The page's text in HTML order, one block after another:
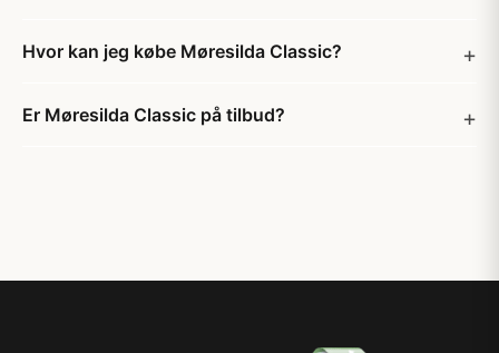
Hvor kan jeg købe Møresilda Classic?
Er Møresilda Classic på tilbud?